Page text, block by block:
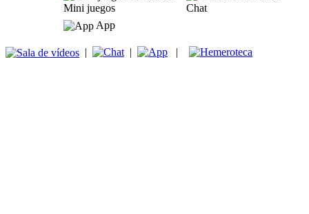
Mini juegos
Chat
App
| | |